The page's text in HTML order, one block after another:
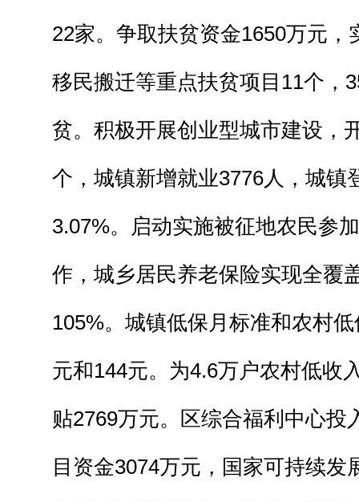
22家。争取扶贫资金1650万元，
移民搬迁等重点扶贫项目11个，
贫。积极开展创业型城市建设，
个，城镇新增就业3776人，城镇
3.07%。启动实施被征地农民参
作，城乡居民养老保险实现全覆
105%。城镇低保月标准和农村
元和144元。为4.6万户农村低收
贴2769万元。区综合福利中心投
目资金3074万元，国家可持续发